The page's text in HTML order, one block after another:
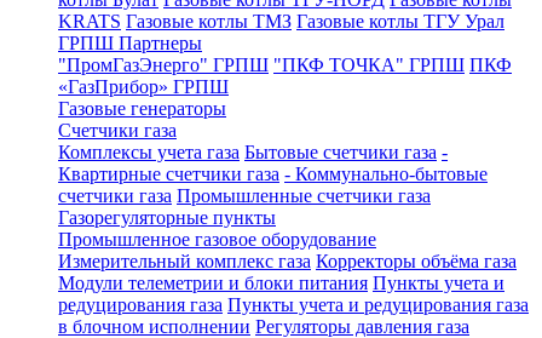
KRATS Газовые котлы ТМЗ Газовые котлы ТГУ Урал
ГРПШ Партнеры
"ПромГазЭнерго" ГРПШ "ПКФ ТОЧКА" ГРПШ ПКФ
«ГазПрибор» ГРПШ
Газовые генераторы
Счетчики газа
Комплексы учета газа Бытовые счетчики газа -
Квартирные счетчики газа - Коммунально-бытовые
счетчики газа Промышленные счетчики газа
Газорегуляторные пункты
Промышленное газовое оборудование
Измерительный комплекс газа Корректоры объёма газа
Модули телеметрии и блоки питания Пункты учета и
редуцирования газа Пункты учета и редуцирования газа
в блочном исполнении Регуляторы давления газа